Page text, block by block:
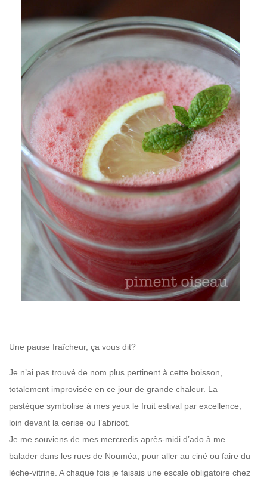
Une pause fraîcheur, ça vous dit?
Je n’ai pas trouvé de nom plus pertinent à cette boisson,
totalement improvisée en ce jour de grande chaleur. La
pastèque symbolise à mes yeux le fruit estival par excellence,
loin devant la cerise ou l’abricot.
Je me souviens de mes mercredis après-midi d’ado à me
balader dans les rues de Nouméa, pour aller au ciné ou faire du
lèche-vitrine. A chaque fois je faisais une escale obligatoire chez